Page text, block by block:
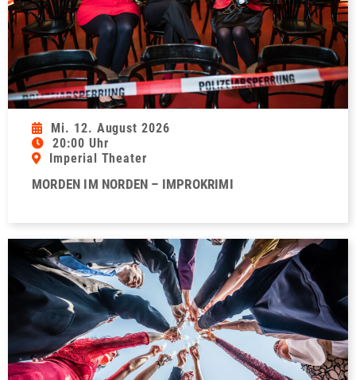
Mi. 12. August 2026
20:00 Uhr
Imperial Theater
MORDEN IM NORDEN – IMPROKRIMI